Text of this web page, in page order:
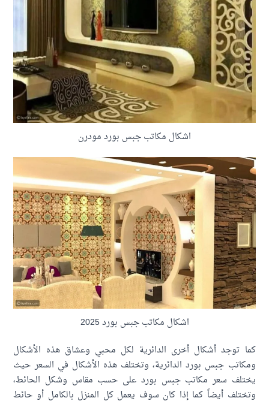
اشكال مكاتب جبس بورد مودرن
اشكال مكاتب جبس بورد 2025
توجد أشكال أخرى الدائرية لكل محبي وعشاق هذه الأشكال
جبس بورد الدائرية، وتختلف هذه الأشكال في السعر حيث
سعر مكاتب جبس بورد على حسب مقاس وشكل الحائط،
أيضاً كما إذا كان سوف يعمل كل المنزل بالكامل أو حائط